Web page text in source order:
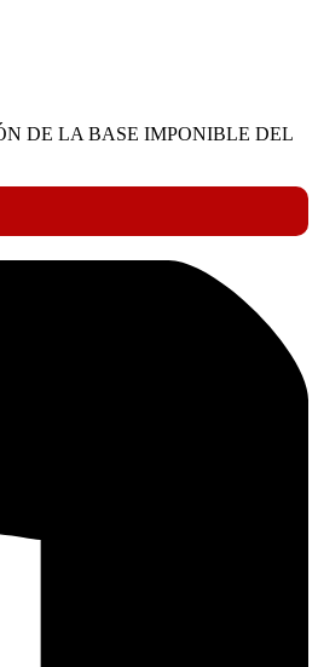
DE LA BASE IMPONIBLE DEL